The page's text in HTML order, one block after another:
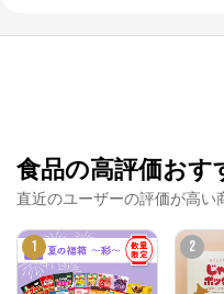
食品の高評価お
直近のユーザーの評価が高い
1 2
オンラインショップで